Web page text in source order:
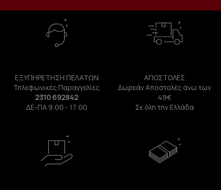
ΕΞΥΠΗΡΕΤΗΣΗ ΠΕΛΑΤΩΝ
Τηλεφωνικές Παραγγελίες
2310 692842
ΔΕ-ΠΑ 9:00 - 17:00
ΑΠΟΣΤΟΛΕΣ
Δωρεάν Αποστολές άνω των
49€
Σε όλη την Ελλάδα